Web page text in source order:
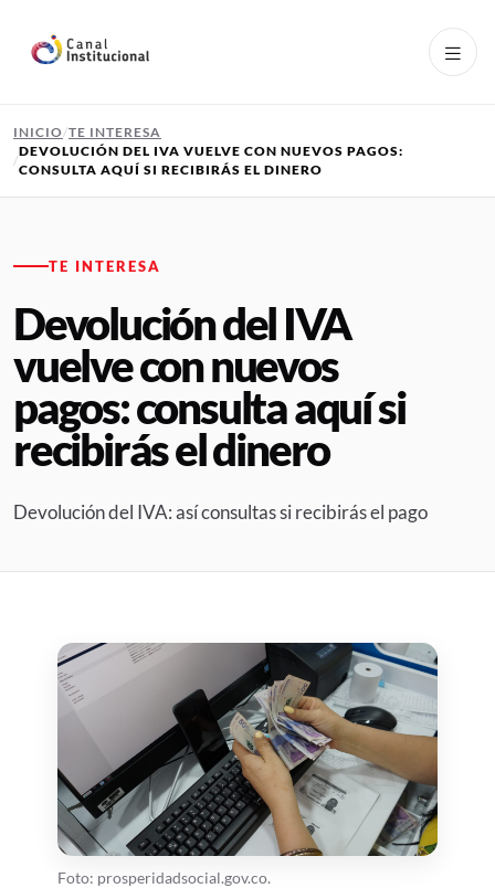
INICIO TE INTERESA
DEVOLUCIÓN DEL IVA VUELVE CON NUEVOS PAGOS:
CONSULTA AQUÍ SI RECIBIRÁS EL DINERO
TE INTERESA
Devolución del IVA
vuelve con nuevos
pagos: consulta aquí si
recibirás el dinero
Devolución del IVA: así consultas si recibirás el pago
Foto: prosperidadsocial.gov.co.